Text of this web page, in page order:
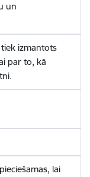
un
izmantots
par to, kā
lai